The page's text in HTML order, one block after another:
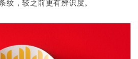
纹，较之前更有辨识度。